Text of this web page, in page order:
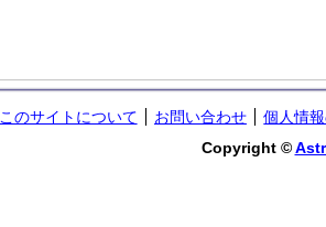
このサイトについて お問い合わせ
個人情
Copyright ©